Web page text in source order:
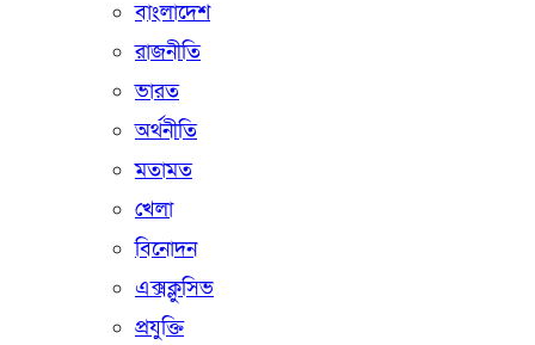
বাংলাদেশ
রাজনীতি
ভারত
অর্থনীতি
মতামত
খেলা
বিনোদন
এক্সক্লুসিভ
প্রযুক্তি